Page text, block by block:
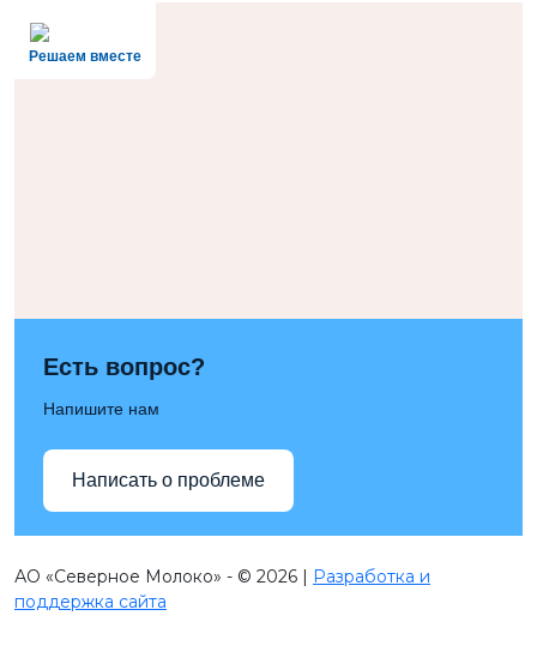
Решаем вместе
Есть вопрос?
Напишите нам
Написать о проблеме
АО «Северное Молоко» - © 2026 | Разработка и
поддержка сайта